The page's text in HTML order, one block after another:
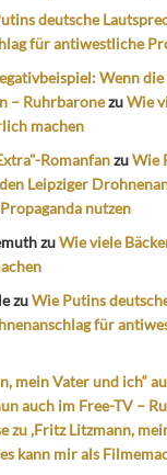
deutsche
für antiwestliche
Wenn
– RuhrbaronezuWie
machen
RomanfanzuWie
Leipziger
nutzen
zuWie viele
zuWie Putins
für
mein Vater und ich“
auch im Free-TV –
zu ‚Fritz Litzmann,
kann mir als